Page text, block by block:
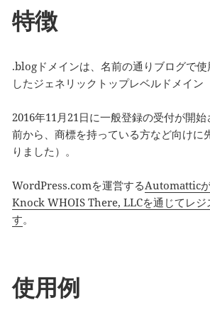
特徴
.blogドメインは、名前の通りブログで
したジェネリックトップレベルドメイン
2016年11月21日に一般登録の受付が開
前から、商標を持っている方など向けに
りました）。
WordPress.comを運営するAutomattic
Knock WHOIS There, LLCを通じてレジ
す。
使用例